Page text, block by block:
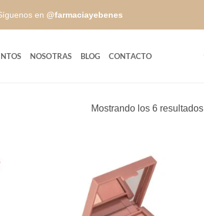
en @farmaciayebenes
NOSOTRAS BLOG CONTACTO
Mostrando los 6 resultados